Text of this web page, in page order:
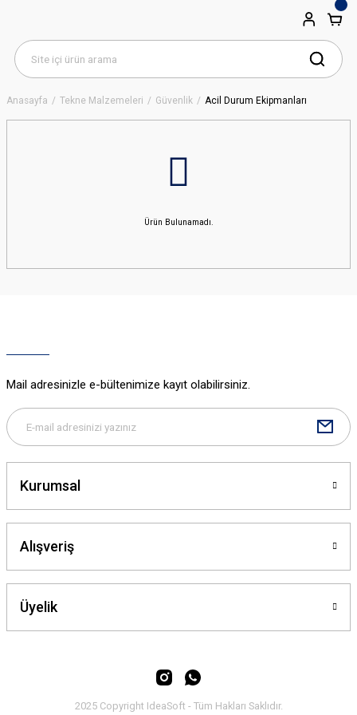
Anasayfa Tekne Malzemeleri Güvenlik Acil Durum Ekipmanları
Ürün Bulunamadı.
Mail adresinizle e-bültenimize kayıt olabilirsiniz.
Kurumsal
Alışveriş
Üyelik
2025 Copyright IdeaSoft - Tüm Hakları Saklıdır.